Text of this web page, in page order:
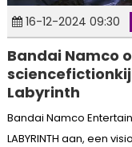
16-12-2024 09:30
Bandai Namco
Labyrinth
Bandai Namco
LABYRINTH aan, een